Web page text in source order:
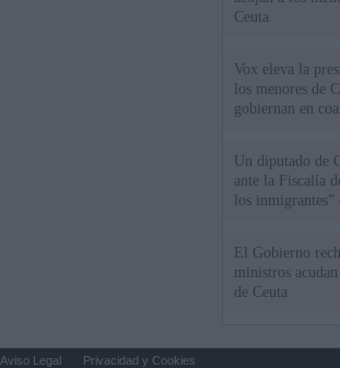
Ceuta
Vox eleva la
los menores de
gobiernan en
Un diputado de
ante la Fiscalía
los inmigrantes”
El Gobierno
ministros
de Ceuta
Aviso Legal Privacidad y Cookies